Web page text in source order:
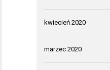
kwiecień 2020
marzec 2020